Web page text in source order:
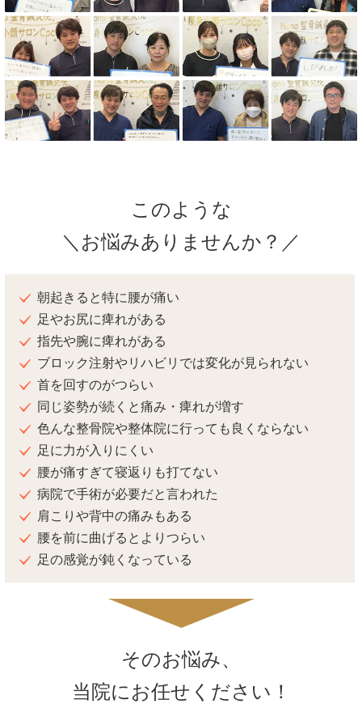
このような
＼お悩みありませんか？／
朝起きると特に腰が痛い
足やお尻に痺れがある
指先や腕に痺れがある
ブロック注射やリハビリでは変化が見られない
首を回すのがつらい
同じ姿勢が続くと痛み・痺れが増す
色んな整骨院や整体院に行っても良くならない
足に力が入りにくい
腰が痛すぎて寝返りも打てない
病院で手術が必要だと言われた
肩こりや背中の痛みもある
腰を前に曲げるとよりつらい
足の感覚が鈍くなっている
そのお悩み、
当院にお任せください！